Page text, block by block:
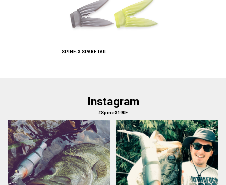
SPINE-X SPARE TAIL
Instagram
#SpineX190F